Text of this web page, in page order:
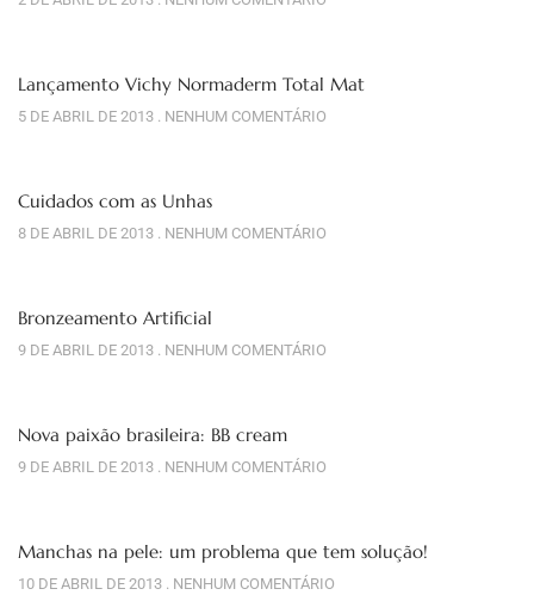
Lançamento Vichy Normaderm Total Mat
5 DE ABRIL DE 2013 NENHUM COMENTÁRIO
Cuidados com as Unhas
8 DE ABRIL DE 2013 NENHUM COMENTÁRIO
Bronzeamento Artificial
9 DE ABRIL DE 2013 NENHUM COMENTÁRIO
Nova paixão brasileira: BB cream
9 DE ABRIL DE 2013 NENHUM COMENTÁRIO
Manchas na pele: um problema que tem solução!
10 DE ABRIL DE 2013 NENHUM COMENTÁRIO